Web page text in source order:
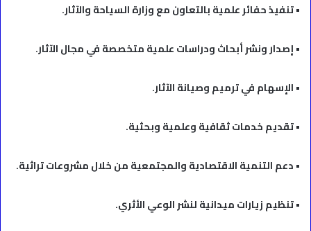
• تنفيذ حفائر علمية بالتعاون مع وزارة السياحة والآثار.
• إصدار ونشر أبحاث ودراسات علمية متخصصة في مجال الآثار.
• الإسهام في ترميم وصيانة الآثار.
• تقديم خدمات ثقافية وعلمية وبحثية.
• دعم التنمية الاقتصادية والمجتمعية من خلال مشروعات تراثية.
• تنظيم زيارات ميدانية لنشر الوعي الأثري.